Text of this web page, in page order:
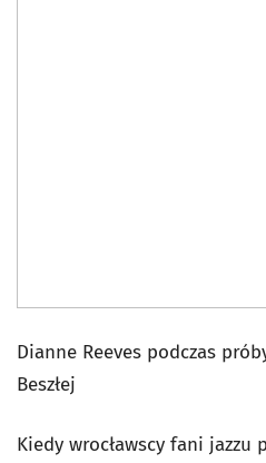
Dianne Reeves podczas
Beszłej
Kiedy wrocławscy fani